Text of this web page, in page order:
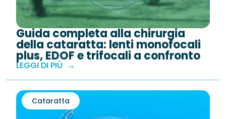
Guida completa alla chirurgia
della cataratta: lenti monofocali
plus, EDOF e trifocali a confronto
LEGGI DI PIÙ
Cataratta